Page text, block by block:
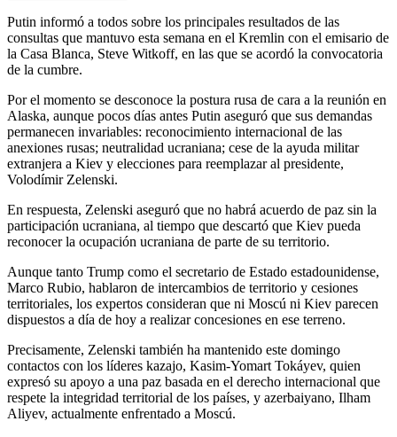
Putin informó a todos sobre los principales resultados de las
consultas que mantuvo esta semana en el Kremlin con el emisario de
la Casa Blanca, Steve Witkoff, en las que se acordó la convocatoria
de la cumbre.
Por el momento se desconoce la postura rusa de cara a la reunión en
Alaska, aunque pocos días antes Putin aseguró que sus demandas
permanecen invariables: reconocimiento internacional de las
anexiones rusas; neutralidad ucraniana; cese de la ayuda militar
extranjera a Kiev y elecciones para reemplazar al presidente,
Volodímir Zelenski.
En respuesta, Zelenski aseguró que no habrá acuerdo de paz sin la
participación ucraniana, al tiempo que descartó que Kiev pueda
reconocer la ocupación ucraniana de parte de su territorio.
Aunque tanto Trump como el secretario de Estado estadounidense,
Marco Rubio, hablaron de intercambios de territorio y cesiones
territoriales, los expertos consideran que ni Moscú ni Kiev parecen
dispuestos a día de hoy a realizar concesiones en ese terreno.
Precisamente, Zelenski también ha mantenido este domingo
contactos con los líderes kazajo, Kasim-Yomart Tokáyev, quien
expresó su apoyo a una paz basada en el derecho internacional que
respete la integridad territorial de los países, y azerbaiyano, Ilham
Aliyev, actualmente enfrentado a Moscú.